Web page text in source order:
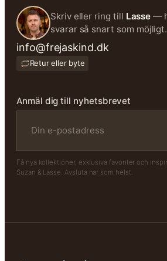
Skriv eller ring till Lasse —
svarar så snart som möjligt.
info@frejaskind.dk
Retur eller byte
Anmäl dig till nyhetsbrevet
Få nya kollektioner, exklusiva favoriter och
Suzan & Lasse. Avsluta när som helst.